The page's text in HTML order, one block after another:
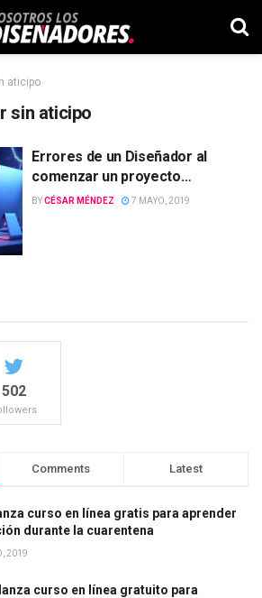
aticipo
sin aticipo
Errores de un Diseñador al
comenzar un proyecto…
BYCÉSAR MÉNDEZ 7 MAYO, 2019
502
Comments Latest
curso en línea gratis para aprender
durante la cuarentena
2019
curso en línea gratuito para